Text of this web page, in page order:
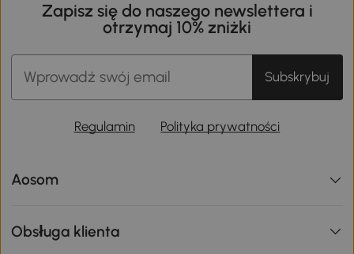
Zapisz się do naszego newslettera i
otrzymaj 10% zniżki
Subskrybuj
Regulamin Polityka prywatności
Aosom
Obsługa klienta